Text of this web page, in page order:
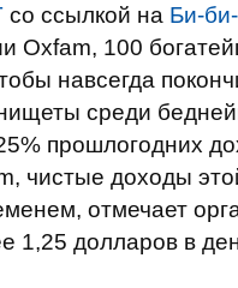
со ссылкой на Би-
Oxfam, 100
навсегда
среди
прошлогодних
чистые доходы
отмечает
1,25 долларов в